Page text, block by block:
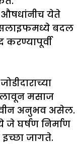
येते
बदल
मसाज
अनुभव असेल.
जे घर्षण निर्माण
जागते.